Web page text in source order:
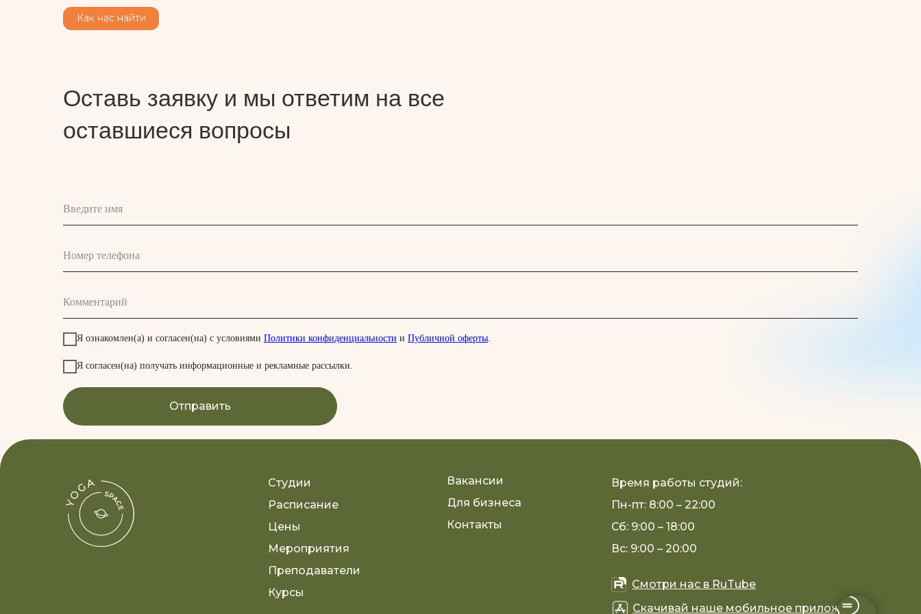
Как нас найти
Оставь заявку и мы ответим на все
оставшиеся вопросы
Введите имя
Номер телефона
Комментарий
Я ознакомлен(а) и согласен(на) с условиями Политики конфиденциальности и Публичной оферты.
Я согласен(на) получать информационные и рекламные рассылки.
Отправить
Студии
Расписание
Цены
Мероприятия
Преподаватели
Курсы
Вакансии
Для бизнеса
Контакты
Смотри нас в RuTube
Скачивай наше мобильное приложение
Время работы студий:
Пн-пт: 8:00 – 22:00
Сб: 9:00 – 18:00
Вс: 9:00 – 20:00